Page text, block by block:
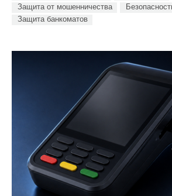
Защита от мошенничества
Защита банкоматов